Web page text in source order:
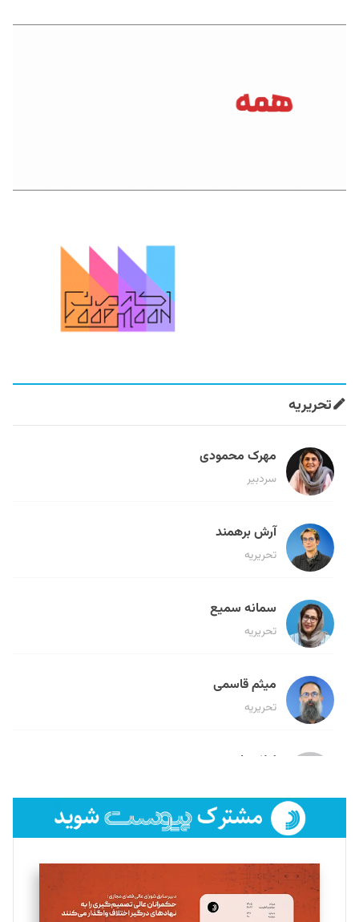
تحریریه
مهرک محمودی
سردبیر
آرش برهمند
تحریریه
سمانه سمیع
تحریریه
میثم قاسمی
تحریریه
لیلا حنارود
فائزه فتحی رستمی
تحریریه
سروش کرمیان